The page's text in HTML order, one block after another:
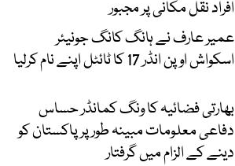
افراد نقل مکانی پر مجبور
عمیر عارف نے ہانگ کانگ جونیئر
اسکواش اوپن انڈر 17 کا ٹائٹل اپنے نام کرلیا
بھارتی فضائیہ کا ونگ کمانڈر حساس
دفاعی معلومات مبینہ طور پر پاکستان کو
دینے کے الزام میں گرفتار